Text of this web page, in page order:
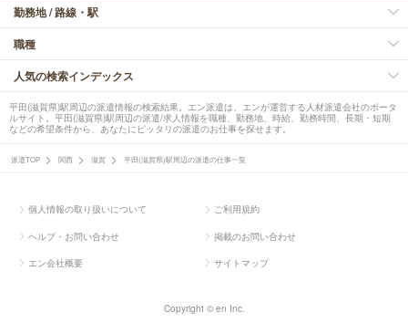
勤務地 / 路線・駅
職種
人気の検索インデックス
平田(滋賀県)駅周辺の派遣情報の検索結果。エン派遣は、エンが運営する人材派遣会社のポータ
ルサイト。平田(滋賀県)駅周辺の派遣/求人情報を職種、勤務地、時給、勤務時間、長期・短期
などの希望条件から、あなたにピッタリの派遣のお仕事を探せます。
派遣TOP 関西 滋賀 平田(滋賀県)駅周辺の派遣の仕事一覧
個人情報の取り扱いについて ご利用規約
ヘルプ・お問い合わせ 掲載のお問い合わせ
エン会社概要 サイトマップ
Copyright © en Inc.